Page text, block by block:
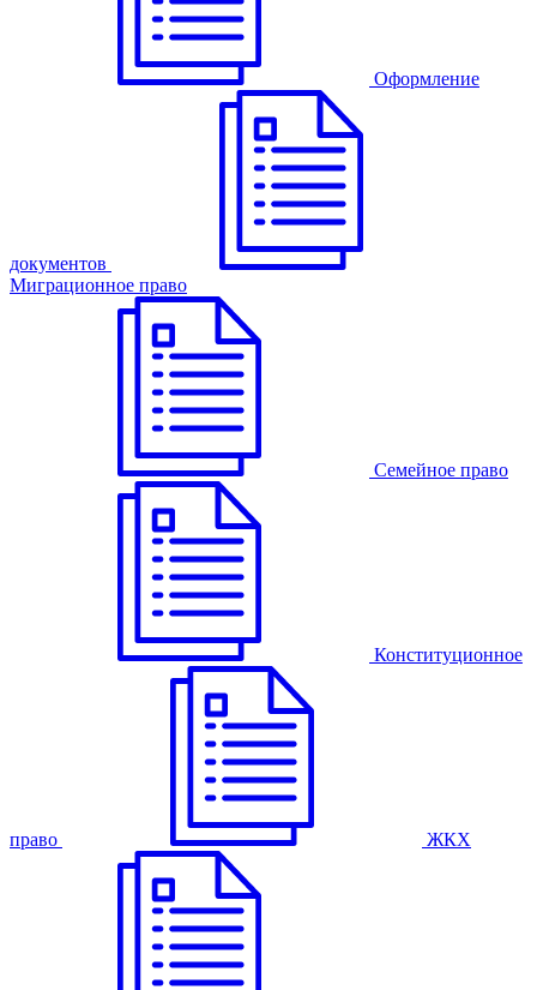
Оформление
документов
Миграционное право
Семейное право
Конституционное
право ЖКХ